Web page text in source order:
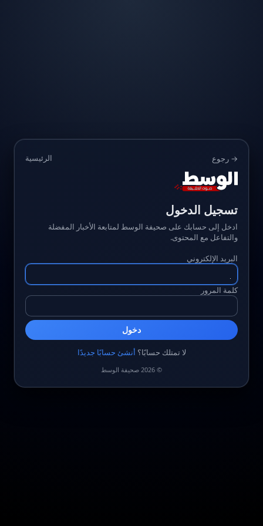
→ رجوع الرئيسية
تسجيل الدخول
ادخل إلى حسابك على صحيفة الوسط لمتابعة الأخبار المفضلة
والتفاعل مع المحتوى.
البريد الإلكتروني
كلمة المرور
دخول
لا تمتلك حسابًا؟ أنشئ حسابًا جديدًا
© 2026 صحيفة الوسط